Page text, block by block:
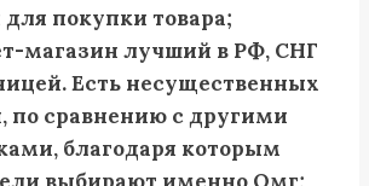
покупки товара;
магазин лучший в РФ, СНГ
Есть несущественных
по сравнению с другими
благодаря которым